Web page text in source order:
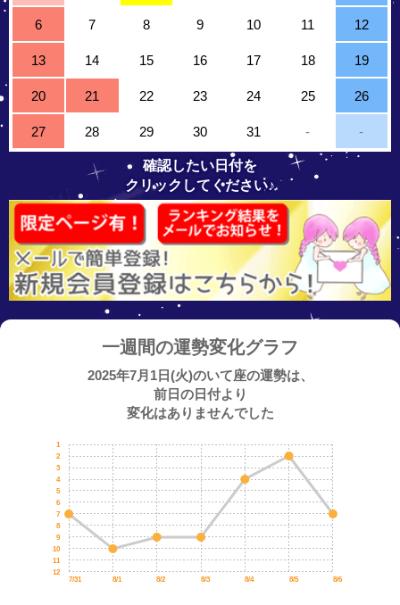
6 7 8 9 10 11 12
13 14 15 16 17 18 19
20 21 22 23 24 25 26
27 28 29 30 31 - -
確認したい日付を
クリックしてください♪
一週間の運勢変化グラフ
2025年7月1日(火)のいて座の運勢は、
前日の日付より
変化はありませんでした
7/31 8/1 8/2 8/3 8/4 8/5 8/6
12
11
10
9
8
7
6
5
4
3
2
1